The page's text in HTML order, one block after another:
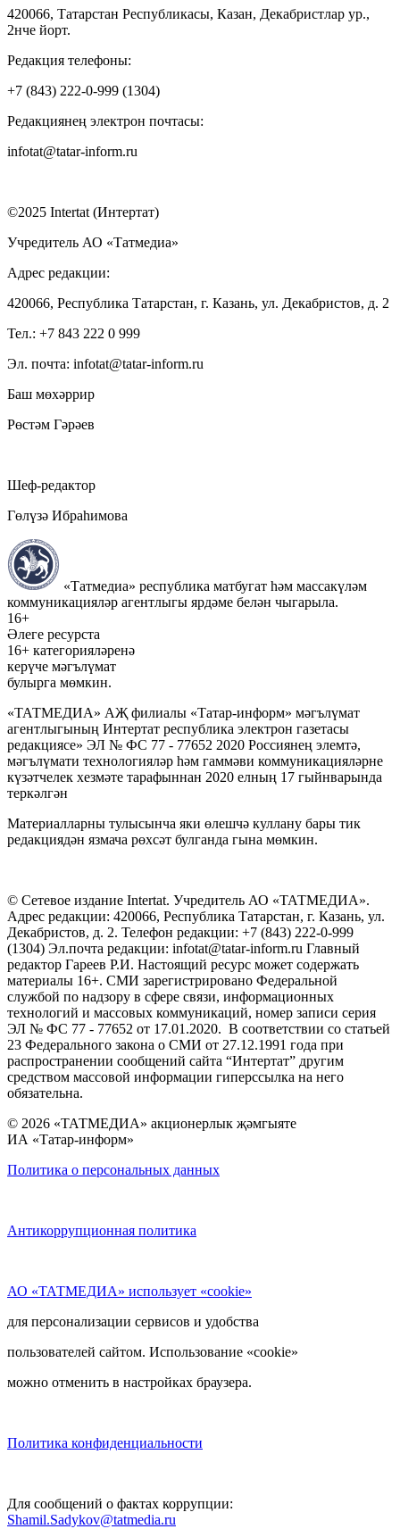
420066, Татарстан Республикасы, Казан, Декабристлар ур.,
2нче йорт.
Редакция телефоны:
+7 (843) 222-0-999 (1304)
Редакциянең электрон почтасы:
infotat@tatar-inform.ru
©2025 Intertat (Интертат)
Учредитель АО «Татмедиа»
Адрес редакции:
420066, Республика Татарстан, г. Казань, ул. Декабристов, д. 2
Тел.: +7 843 222 0 999
Эл. почта: infotat@tatar-inform.ru
Баш мөхәррир
Рөстәм Гәрәев
Шеф-редактор
Гөлүзә Ибраһимова
«Татмедиа» республика матбугат һәм массакүләм
коммуникацияләр агентлыгы ярдәме белән чыгарыла.
16+
Әлеге ресурста
16+ категорияләренә
керүче мәгълүмат
булырга мөмкин.
«ТАТМЕДИА» АҖ филиалы «Татар-информ» мәгълүмат
агентлыгының Интертат республика электрон газетасы
редакциясе» ЭЛ № ФС 77 - 77652 2020 Россиянең элемтә,
мәгълүмати технологияләр һәм гаммәви коммуникацияләрне
күзәтчелек хезмәте тарафыннан 2020 елның 17 гыйнварында
теркәлгән
Материалларны тулысынча яки өлешчә куллану бары тик
редакциядән язмача рөхсәт булганда гына мөмкин.
© Сетевое издание Intertat. Учредитель АО «ТАТМЕДИА».
Адрес редакции: 420066, Республика Татарстан, г. Казань, ул.
Декабристов, д. 2. Телефон редакции: +7 (843) 222-0-999
(1304) Эл.почта редакции: infotat@tatar-inform.ru Главный
редактор Гареев Р.И. Настоящий ресурс может содержать
материалы 16+. СМИ зарегистрировано Федеральной
службой по надзору в сфере связи, информационных
технологий и массовых коммуникаций, номер записи серия
ЭЛ № ФС 77 - 77652 от 17.01.2020. В соответствии со статьей
23 Федерального закона о СМИ от 27.12.1991 года при
распространении сообщений сайта “Интертат” другим
средством массовой информации гиперссылка на него
обязательна.
© 2026 «ТАТМЕДИА» акционерлык җәмгыяте
ИА «Татар-информ»
Политика о персональных данных
Антикоррупционная политика
АО «ТАТМЕДИА» использует «cookie»
для персонализации сервисов и удобства
пользователей сайтом. Использование «cookie»
можно отменить в настройках браузера.
Политика конфиденциальности
Для сообщений о фактах коррупции:
Shamil.Sadykov@tatmedia.ru